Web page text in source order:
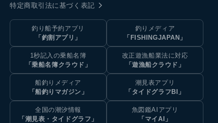
特定商取引法に基づく表記
釣り船予約アプリ
「釣割アプリ」
釣りメディア
「FISHINGJAPAN」
1秒記入の乗船名簿
「乗船名簿クラウド」
改正遊漁船業法に対応
「遊漁船クラウド」
船釣りメディア
「船釣りマガジン」
潮見表アプリ
「タイドグラフBI」
全国の潮汐情報
「潮見表・タイドグラフ」
魚図鑑AIアプリ
「マイAI」